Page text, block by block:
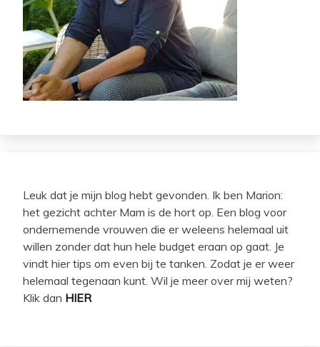
Leuk dat je mijn blog hebt gevonden. Ik ben Marion:
het gezicht achter Mam is de hort op. Een blog voor
ondernemende vrouwen die er weleens helemaal uit
willen zonder dat hun hele budget eraan op gaat. Je
vindt hier tips om even bij te tanken. Zodat je er weer
helemaal tegenaan kunt. Wil je meer over mij weten?
Klik dan HIER